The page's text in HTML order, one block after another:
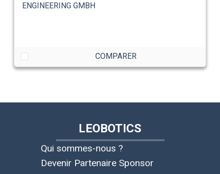
ENGINEERING GMBH
COMPARER
LEOBOTICS
Qui sommes-nous ?
Devenir Partenaire Sponsor